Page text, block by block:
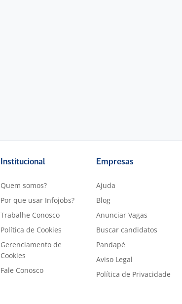
Institucional
Quem somos?
Por que usar Infojobs?
Trabalhe Conosco
Política de Cookies
Gerenciamento de
Cookies
Fale Conosco
Empresas
Ajuda
Blog
Anunciar Vagas
Buscar candidatos
Pandapé
Aviso Legal
Política de Privacidade